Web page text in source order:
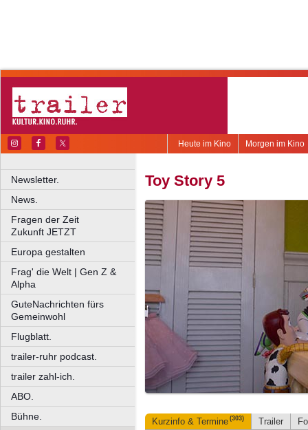
Morgen im Kino
Heute im Kino
Newsletter.
News.
Fragen der Zeit
Zukunft JETZT
Europa gestalten
Frag' die Welt | Gen Z &
Alpha
GuteNachrichten fürs
Gemeinwohl
Flugblatt.
trailer-ruhr podcast.
trailer zahl-ich.
ABO.
Bühne.
Toy Story 5
Kurzinfo & Termine (303) Trailer